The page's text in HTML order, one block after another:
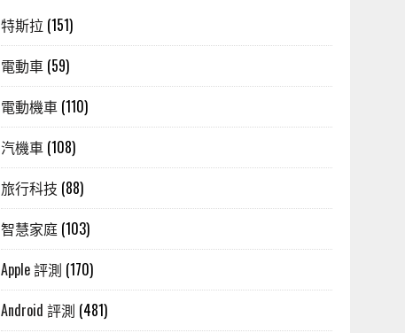
特斯拉 (151)
電動車 (59)
電動機車 (110)
汽機車 (108)
旅行科技 (88)
智慧家庭 (103)
Apple 評測 (170)
Android 評測 (481)